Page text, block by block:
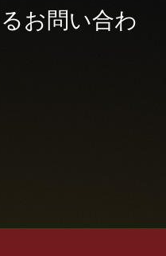
お問い合わ